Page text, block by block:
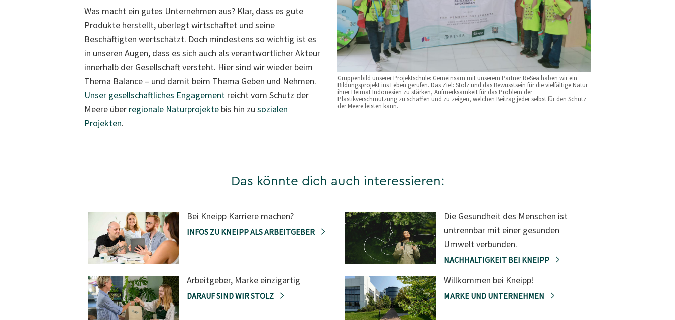
Gruppenbild unserer Projektschule: Gemeinsam mit unserem Partner ReSea haben wir ein
Bildungsprojekt ins Leben gerufen. Das Ziel: Stolz und das Bewusstsein für die vielfältige Natur
ihrer Heimat Indonesien zu stärken, Aufmerksamkeit für das Problem der
Plastikverschmutzung zu schaffen und zu zeigen, welchen Beitrag jeder selbst für den Schutz
der Meere leisten kann.
Was macht ein gutes Unternehmen aus? Klar, dass es gute
Produkte herstellt, überlegt wirtschaftet und seine
Beschäftigten wertschätzt. Doch mindestens so wichtig ist es
in unseren Augen, dass es sich auch als verantwortlicher Akteur
innerhalb der Gesellschaft versteht. Hier sind wir wieder beim
Thema Balance – und damit beim Thema Geben und Nehmen.
Unser gesellschaftliches Engagementreicht vom Schutz der
Meere über regionale Naturprojektebis hin zu sozialen
Projekten.
Das könnte dich auch interessieren:
Bei Kneipp Karriere machen?
INFOS ZU KNEIPP ALS ARBEITGEBER
Die Gesundheit des Menschen ist
untrennbar mit einer gesunden
Umwelt verbunden.
NACHHALTIGKEIT BEI KNEIPP
Arbeitgeber, Marke einzigartig
DARAUF SIND WIR STOLZ
Willkommen bei Kneipp!
MARKE UND UNTERNEHMEN